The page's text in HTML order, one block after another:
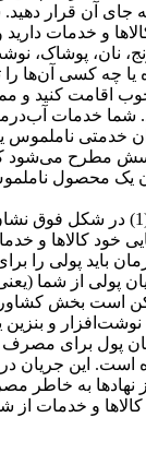
جای آن قرار
و خدمات دارید
نان، پوشاک،
یا چه کسی آن‌ها
اقامت کنید و
شما خدمات
خدمتی ناملموس
مطرح می‌شود
یک محصول
همان‌طور که پیکان (1) در
خود کالاها و
باید پولی را
پولی از شما
است بخش
و
این جریان
نهادها به خاطر
کالاها و خدمات از